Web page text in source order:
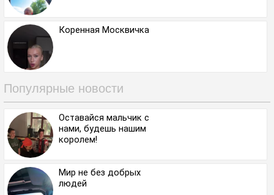
Коренная Москвичка
Популярные новости
Оставайся мальчик с
нами, будешь нашим
королем!
Мир не без добрых
людей